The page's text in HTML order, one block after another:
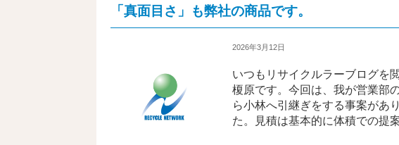
社会活動
「真面目さ」も弊社の商品です。
2026年3月12日
いつもリサイクルラーブログを
榎原です。今回は、我が営業部
ら小林へ引継ぎをする事案があ
た。見積は基本的に体積での提